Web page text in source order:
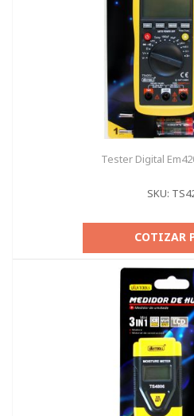
Tester Digital
SKU:
COTIZAR